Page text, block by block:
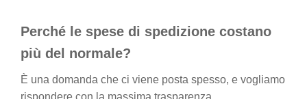
Perché le spese di spedizione costano
più del normale?
È una domanda che ci viene posta spesso, e vogliamo